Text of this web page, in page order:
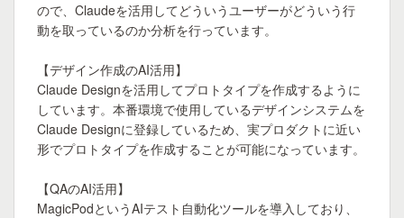
ので、Claudeを活用してどういうユーザーがどういう行
動を取っているのか分析を行っています。
【デザイン作成のAI活用】
Claude Designを活用してプロトタイプを作成するように
しています。本番環境で使用しているデザインシステムを
Claude Designに登録しているため、実プロダクトに近い
形でプロトタイプを作成することが可能になっています。
【QAのAI活用】
MagicPodというAIテスト自動化ツールを導入しており、